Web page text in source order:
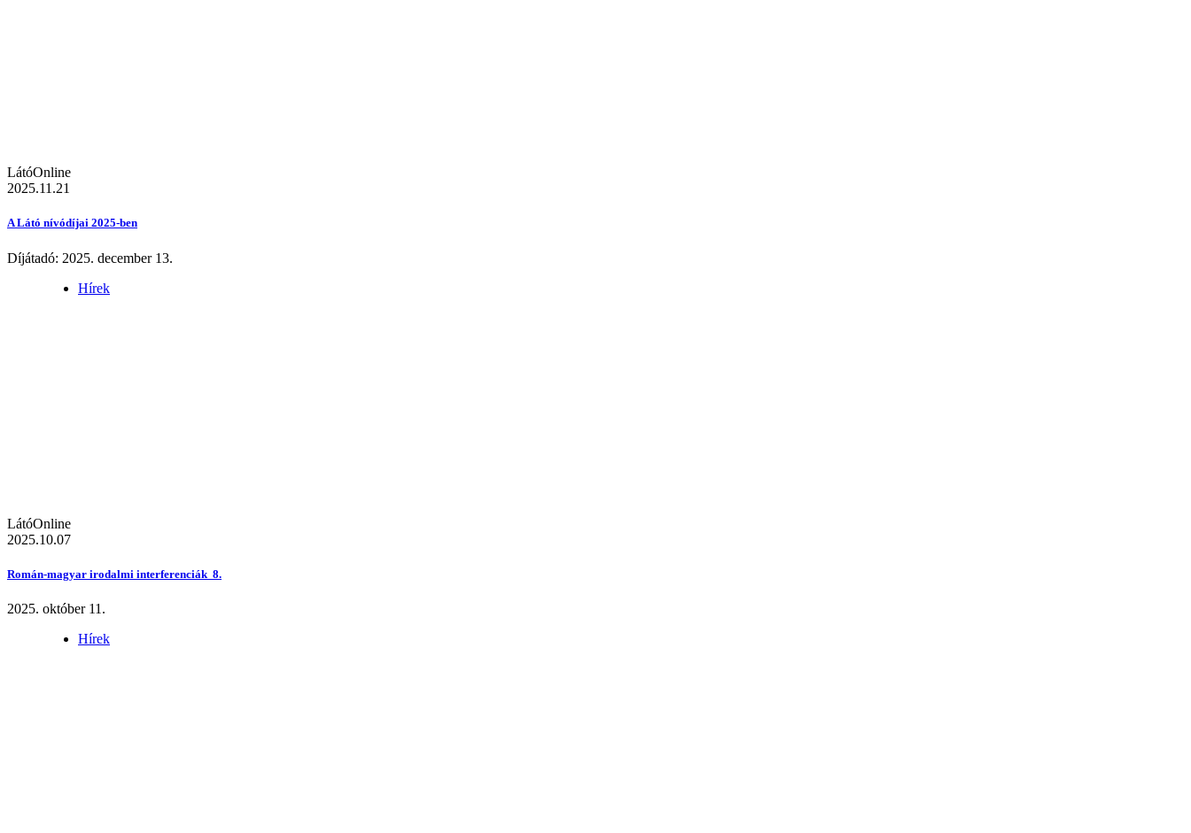
LátóOnline
2025.11.21
A Látó nívódíjai 2025-ben
Díjátadó: 2025. december 13.
Hírek
LátóOnline
2025.10.07
Román-magyar irodalmi interferenciák 8.
2025. október 11.
Hírek